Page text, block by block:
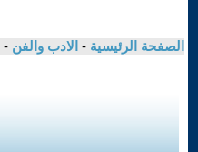
الصفحة الرئيسية - الادب والفن -